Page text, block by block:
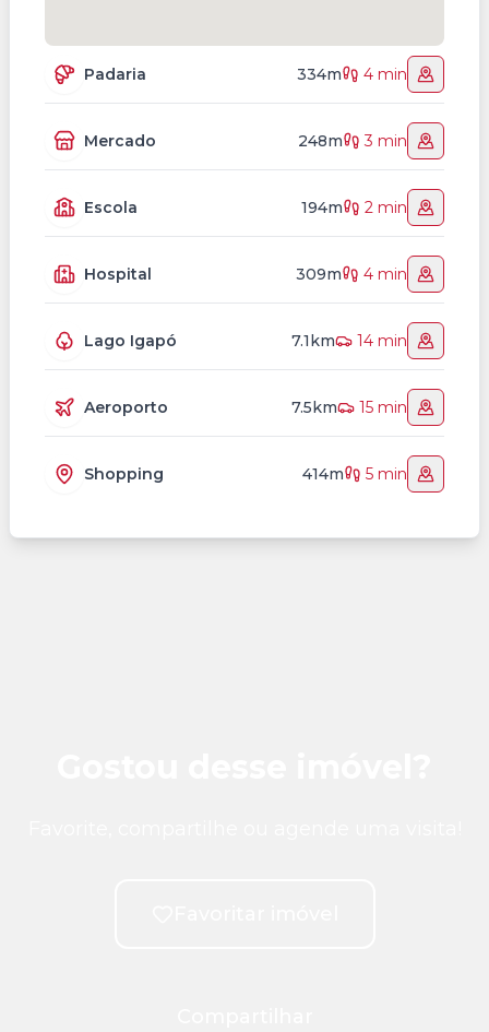
Padaria 334m 4 min
Mercado 248m 3 min
Escola 194m 2 min
Hospital 309m 4 min
Lago Igapó 7.1km 14 min
Aeroporto 7.5km 15 min
Shopping 414m 5 min